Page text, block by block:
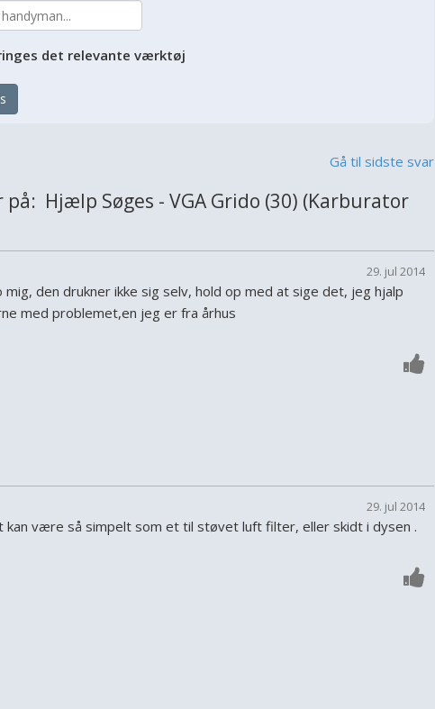
det relevante værktøj
Gå til sidste svar
Hjælp Søges - VGA Grido (30) (Karburator
29. jul 2014
mig, den drukner ikke sig selv, hold op med at sige det, jeg hjalp
med problemet,en jeg er fra århus
29. jul 2014
kan være så simpelt som et til støvet luft filter, eller skidt i dysen .